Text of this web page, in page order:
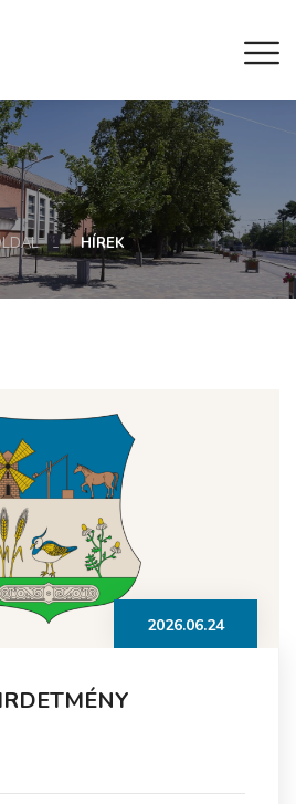
HÍREK
2026.06.24